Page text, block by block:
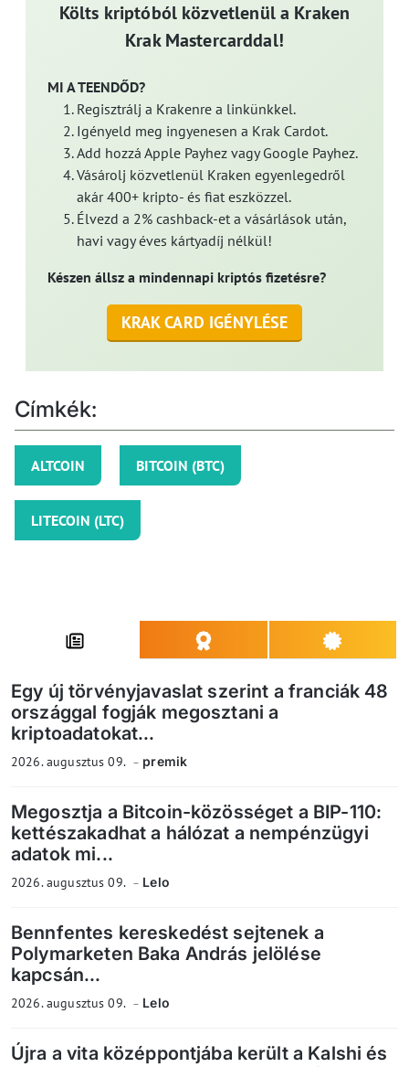
Költs kriptóból közvetlenül a Kraken
Krak Mastercarddal!
MI A TEENDŐD?
Regisztrálj a Krakenre a linkünkkel.
Igényeld meg ingyenesen a Krak Cardot.
Add hozzá Apple Payhez vagy Google Payhez.
Vásárolj közvetlenül Kraken egyenlegedről
akár 400+ kripto- és fiat eszközzel.
Élvezd a 2% cashback-et a vásárlások után,
havi vagy éves kártyadíj nélkül!
Készen állsz a mindennapi kriptós fizetésre?
KRAK CARD IGÉNYLÉSE
Címkék:
ALTCOIN BITCOIN (BTC)
LITECOIN (LTC)
Egy új törvényjavaslat szerint a franciák 48
országgal fogják megosztani a
kriptoadatokat...
2026. augusztus 09. premik
Megosztja a Bitcoin-közösséget a BIP-110:
kettészakadhat a hálózat a nempénzügyi
adatok mi...
2026. augusztus 09. Lelo
Bennfentes kereskedést sejtenek a
Polymarketen Baka András jelölése
kapcsán...
2026. augusztus 09. Lelo
Újra a vita középpontjába került a Kalshi és